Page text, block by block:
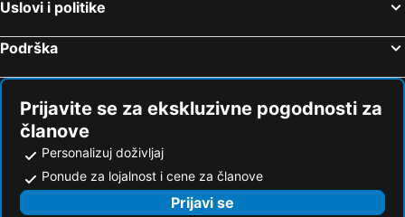
Uslovi i politike
Podrška
Prijavite se za ekskluzivne pogodnosti za
članove
Personalizuj doživljaj
Ponude za lojalnost i cene za članove
Prijavi se